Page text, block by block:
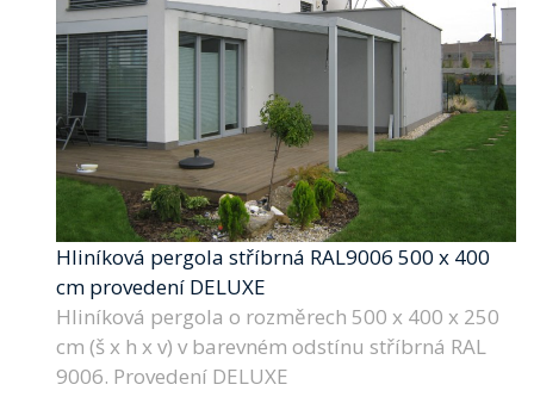
Hliníková pergola stříbrná RAL9006 500 x 400
cm provedení DELUXE
Hliníková pergola o rozměrech 500 x 400 x 250
cm (š x h x v) v barevném odstínu stříbrná RAL
9006. Provedení DELUXE